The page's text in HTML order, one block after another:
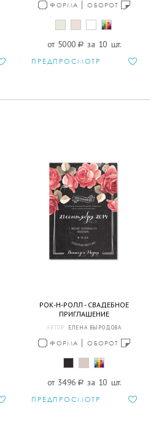
ФОРМА ОБОРОТ
от 5000 a за 10 шт.
ПРЕДПРОСМОТР
РОК-Н-РОЛЛ - СВАДЕБНОЕ
ПРИГЛАШЕНИЕ
АВТОР: ЕЛЕНА ВЫРОДОВА
ФОРМА ОБОРОТ
от 3496 a за 10 шт.
ПРЕДПРОСМОТР